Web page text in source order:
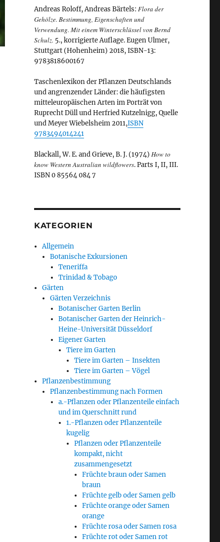
Andreas Roloff, Andreas Bärtels: Flora der
Gehölze. Bestimmung, Eigenschaften und
Verwendung. Mit einem Winterschlüssel von Bernd
Schulz. 5., korrigierte Auflage. Eugen Ulmer,
Stuttgart (Hohenheim) 2018, ISBN-13:
9783818600167
Taschenlexikon der Pflanzen Deutschlands
und angrenzender Länder: die häufigsten
mitteleuropäischen Arten im Porträt von
Ruprecht Düll und Herfried Kutzelnigg, Quelle
und Meyer Wiebelsheim 2011,ISBN
9783494014241
Blackall, W. E. and Grieve, B. J. (1974) How to
know Western Australian wildflowers. Parts I, II, III.
ISBN 0 85564 084 7
KATEGORIEN
Allgemein
Botanische Exkursionen
Teneriffa
Trinidad & Tobago
Gärten
Gärten Verzeichnis
Botanischer Garten Berlin
Botanischer Garten der Heinrich-
Heine-Universität Düsseldorf
Eigener Garten
Tiere im Garten
Tiere im Garten – Insekten
Tiere im Garten – Vögel
Pflanzenbestimmung
Pflanzenbestimmung nach Formen
a.-Pflanzen oder Pflanzenteile einfach
und im Querschnitt rund
1.-Pflanzen oder Pflanzenteile
kugelig
Pflanzen oder Pflanzenteile
kompakt, nicht
zusammengesetzt
Früchte braun oder Samen
braun
Früchte gelb oder Samen gelb
Früchte orange oder Samen
orange
Früchte rosa oder Samen rosa
Früchte rot oder Samen rot